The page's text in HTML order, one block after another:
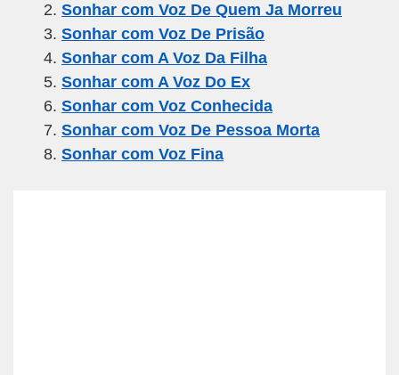
b
o
o
k
a
m
A
p
p
Sonhar com Voz De Quem Ja Morreu
Sonhar com Voz De Prisão
Sonhar com A Voz Da Filha
Sonhar com A Voz Do Ex
Sonhar com Voz Conhecida
Sonhar com Voz De Pessoa Morta
Sonhar com Voz Fina